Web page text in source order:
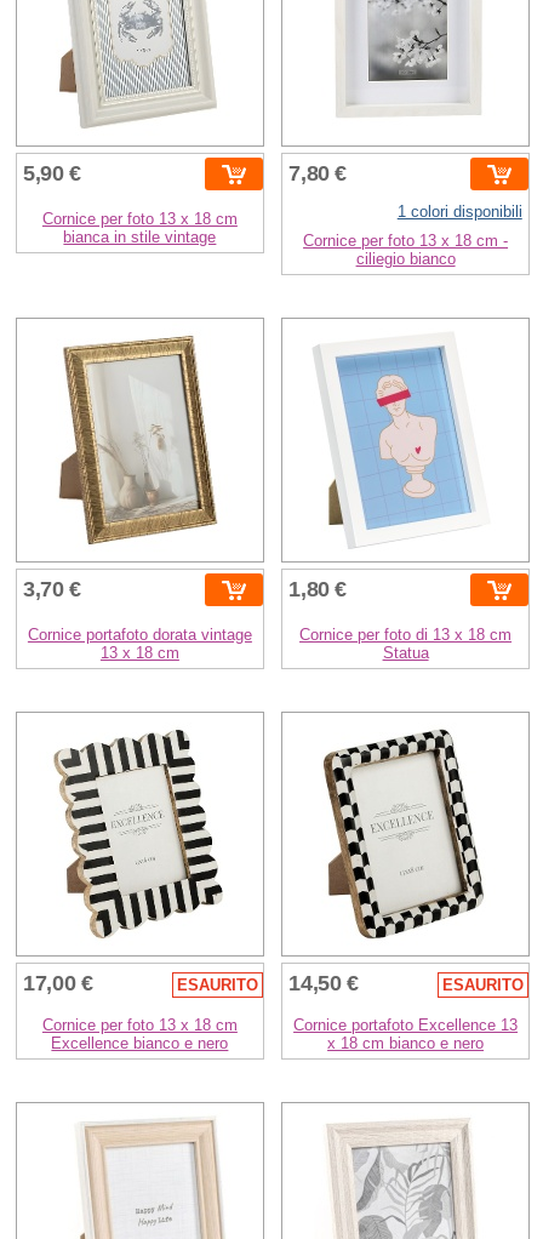
5,90 €
Cornice per foto 13 x 18 cm
bianca in stile vintage
7,80 €
1 colori disponibili
Cornice per foto 13 x 18 cm -
ciliegio bianco
3,70 €
Cornice portafoto dorata vintage
13 x 18 cm
1,80 €
Cornice per foto di 13 x 18 cm
Statua
17,00 € ESAURITO
Cornice per foto 13 x 18 cm
Excellence bianco e nero
14,50 € ESAURITO
Cornice portafoto Excellence 13
x 18 cm bianco e nero